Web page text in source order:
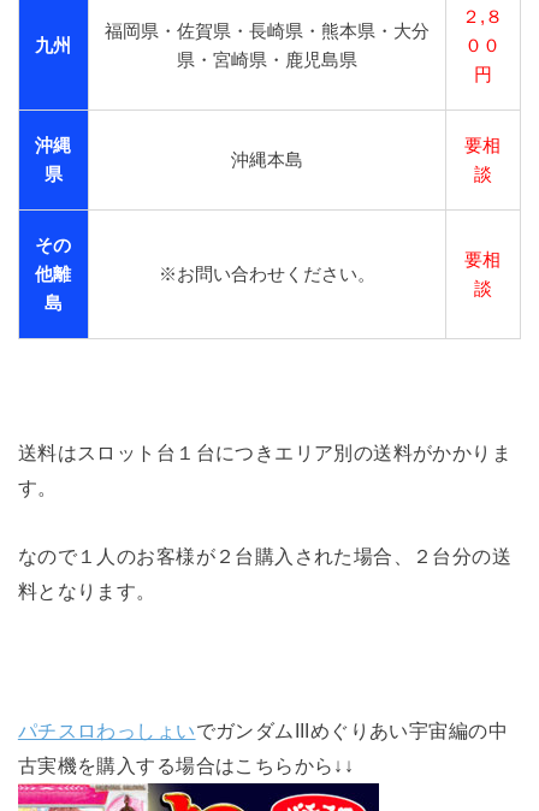
九州
福岡県・佐賀県・長崎県・熊本県・大分
県・宮崎県・鹿児島県
２,８
００
円
沖縄
県
沖縄本島
要相
談
その
他離
島
※お問い合わせください。
要相
談
送料はスロット台１台につきエリア別の送料がかかりま
す。
なので１人のお客様が２台購入された場合、２台分の送
料となります。
パチスロわっしょいでガンダムIIIめぐりあい宇宙編の中
古実機を購入する場合はこちらから↓↓